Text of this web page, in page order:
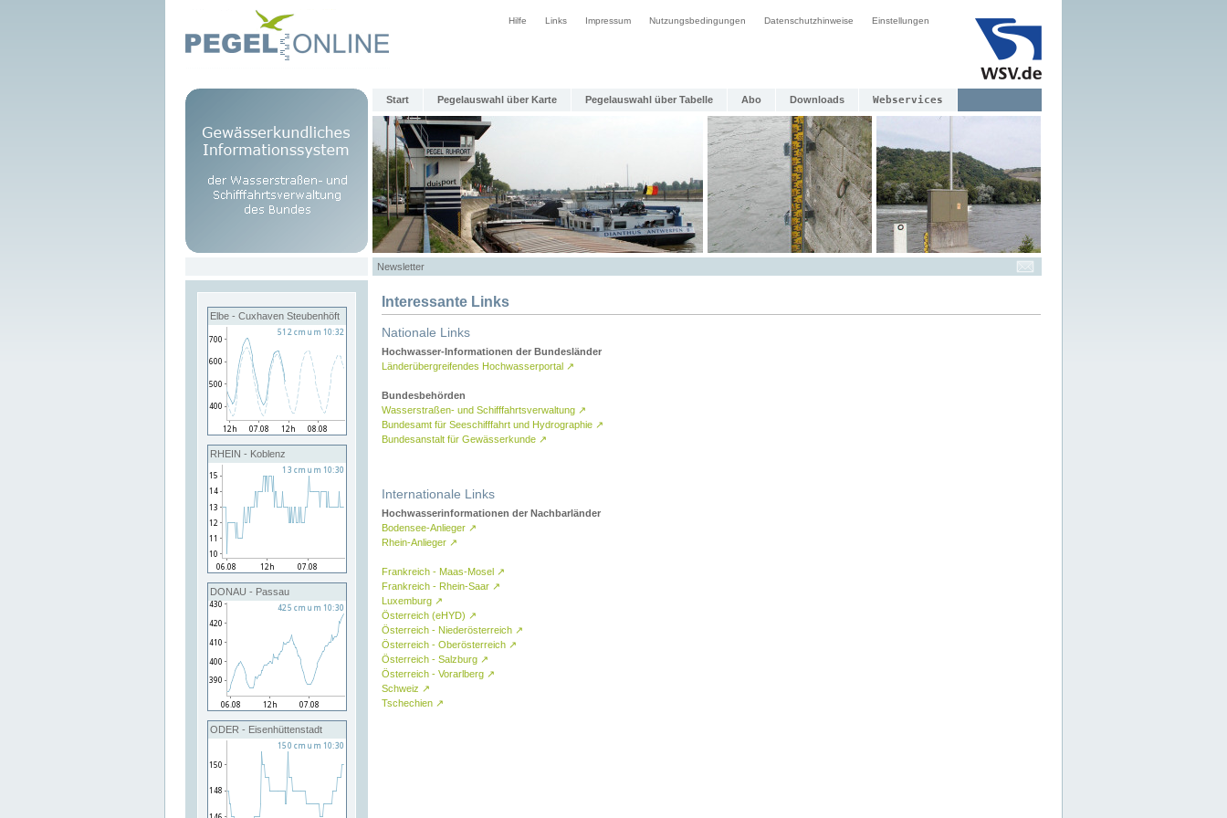
Hilfe Links Impressum Nutzungsbedingungen Datenschutzhinweise Einstellungen
Start Pegelauswahl über Karte Pegelauswahl über Tabelle Abo Downloads Webservices
Newsletter
Elbe - Cuxhaven Steubenhöft
RHEIN - Koblenz
DONAU - Passau
ODER - Eisenhüttenstadt
Interessante Links
Nationale Links
Hochwasser-Informationen der Bundesländer
Länderübergreifendes Hochwasserportal ↗
Bundesbehörden
Wasserstraßen- und Schifffahrtsverwaltung ↗
Bundesamt für Seeschifffahrt und Hydrographie ↗
Bundesanstalt für Gewässerkunde ↗
Internationale Links
Hochwasserinformationen der Nachbarländer
Bodensee-Anlieger ↗
Rhein-Anlieger ↗
Frankreich - Maas-Mosel ↗
Frankreich - Rhein-Saar ↗
Luxemburg ↗
Österreich (eHYD) ↗
Österreich - Niederösterreich ↗
Österreich - Oberösterreich ↗
Österreich - Salzburg ↗
Österreich - Vorarlberg ↗
Schweiz ↗
Tschechien ↗